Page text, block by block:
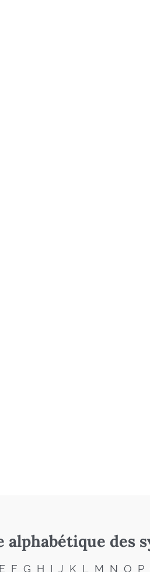
alphabétique des
E F G H I J K L M N O P